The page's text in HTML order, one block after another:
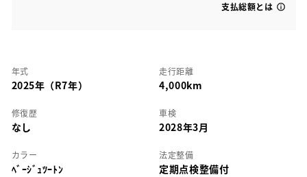
支払総額とは
年式
2025年（R7年）
走行距離
4,000km
修復歴
なし
車検
2028年3月
カラー
ﾍﾞｰｼﾞｭﾂｰﾄﾝ
法定整備
定期点検整備付